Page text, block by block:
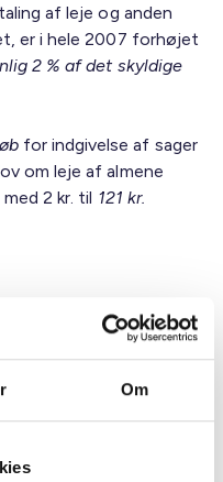
Om
af leje og anden
er i hele 2007 forhøjet
2 % af det skyldige
for indgivelse af sager
om leje af almene
2 kr. til 121 kr.
Viden